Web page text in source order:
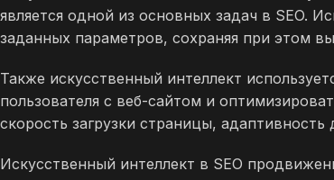
является одной из основных задач в SEO.
заданных параметров, сохраняя при этом
Также искусственный интеллект
пользователя с веб-сайтом и
скорость загрузки страницы,
Искусственный интеллект в SEO